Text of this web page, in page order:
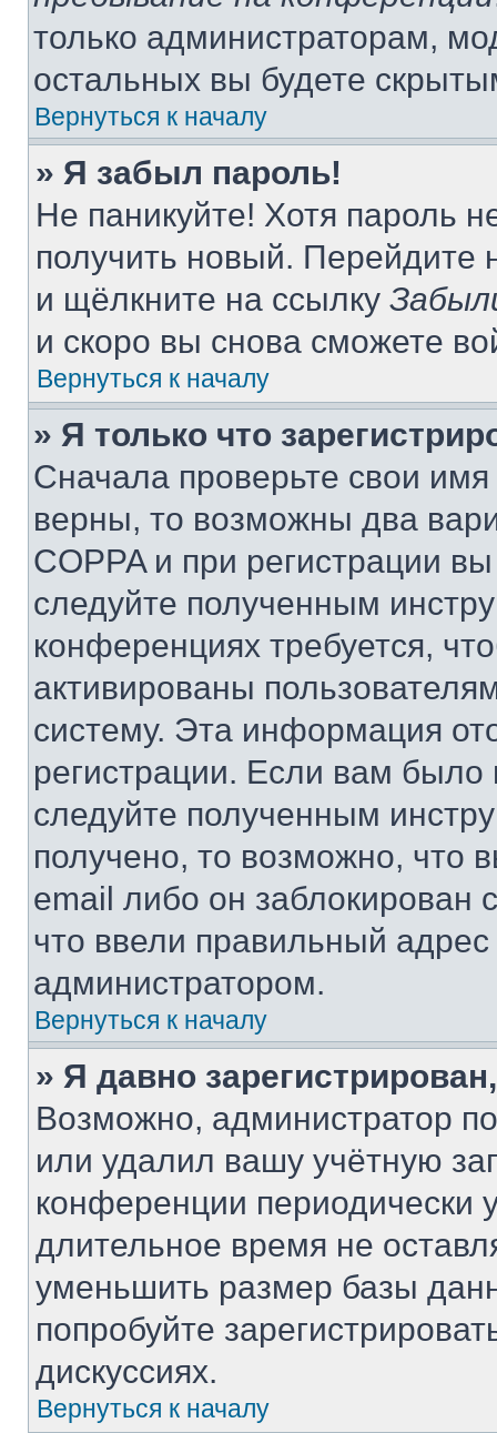
только администраторам,
остальных вы будете
Вернуться к началу
» Я забыл пароль!
Не паникуйте! Хотя пароль
получить новый. Перейдите
и щёлкните на ссылку
и скоро вы снова сможете
Вернуться к началу
» Я только что
Сначала проверьте свои
верны, то возможны два
COPPA и при регистрации
следуйте полученным
конференциях требуется,
активированы
систему. Эта информация
регистрации. Если вам
следуйте полученным
получено, то возможно, что
email либо он
что ввели правильный адрес
администратором.
Вернуться к началу
» Я давно
Возможно, администратор
или удалил вашу учётную
конференции периодически
длительное время не
уменьшить размер базы
попробуйте
дискуссиях.
Вернуться к началу